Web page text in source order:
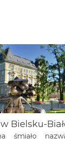
Bielsku-
śmiało